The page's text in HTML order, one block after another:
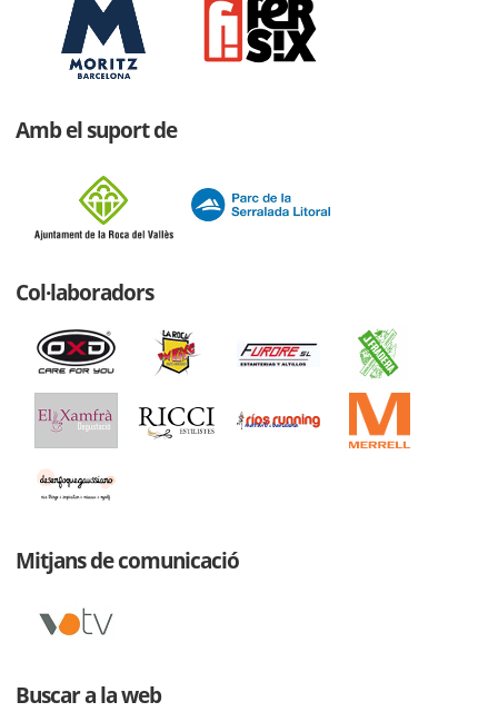
Amb el suport de
Col·laboradors
Mitjans de comunicació
Buscar a la web